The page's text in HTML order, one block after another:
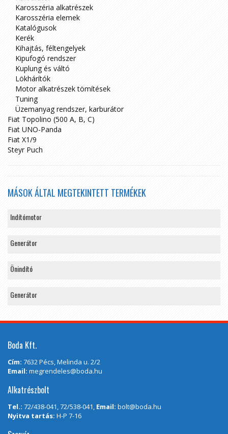
Karosszéria alkatrészek
Karosszéria elemek
Katalógusok
Kerék
Kihajtás, féltengelyek
Kipufogó rendszer
Kuplung és váltó
Lökhárítók
Motor alkatrészek tömítések
Tuning
Üzemanyag rendszer, karburátor
Fiat Topolino (500 A, B, C)
Fiat UNO-Panda
Fiat X1/9
Steyr Puch
MÁSOK ÁLTAL MEGTEKINTETT TERMÉKEK
Indítómotor
Generátor
Önindító
Generátor
Boda Kft.
Cím: 7632 Pécs, Melinda u. 2/2
Email: megrendeles@boda.hu
Alkatrészbolt
Tel.: 72/438-041, 72/538-041, Email: bolt@boda.hu
Nyitva tartás: H-P 7-16